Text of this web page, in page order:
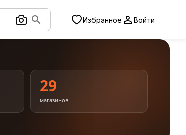
Избранное Войти
29
магазинов